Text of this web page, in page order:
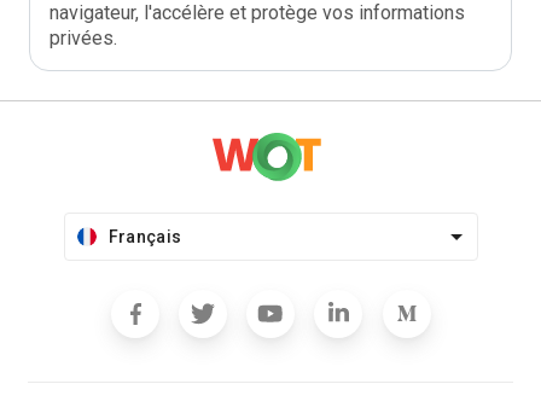
navigateur, l'accélère et protège vos informations
privées.
Français